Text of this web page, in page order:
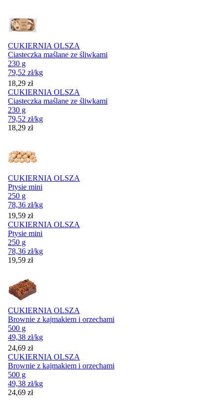
CUKIERNIA OLSZA
Ciasteczka maślane ze śliwkami
230 g
79,52 zł/kg
Cena
18,29 zł
CUKIERNIA OLSZA
Ciasteczka maślane ze śliwkami
230 g
79,52 zł/kg
Cena
18,29 zł
CUKIERNIA OLSZA
Ptysie mini
250 g
78,36 zł/kg
Cena
19,59 zł
CUKIERNIA OLSZA
Ptysie mini
250 g
78,36 zł/kg
Cena
19,59 zł
CUKIERNIA OLSZA
Brownie z kajmakiem i orzechami
500 g
49,38 zł/kg
Cena
24,69 zł
CUKIERNIA OLSZA
Brownie z kajmakiem i orzechami
500 g
49,38 zł/kg
Cena
24,69 zł